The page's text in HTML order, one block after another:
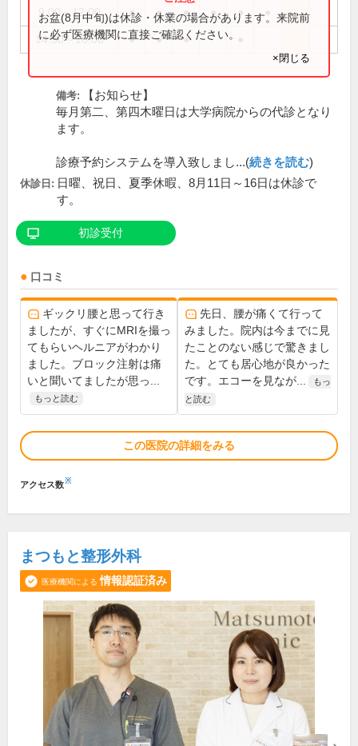
9:00～12:00 ● ● ● ● ●
14:30～18:00 ● ● ●
お盆(8月中旬)は休診・休業の場合があります。来院前
に必ず医療機関に直接ご確認ください。
×閉じる
備考:
【お知らせ】
毎月第二、第四木曜日は大学病院からの代診となり
ます。
診療予約システムを導入致しまし...(続きを読む)
休診日: 日曜、祝日、夏季休暇、8月11日～16日は休診で
す。
初診受付
口コミ
ギックリ腰と思って行き
ましたが、すぐにMRIを撮っ
てもらいヘルニアがわかり
ました。ブロック注射は痛
いと聞いてましたが思っ...
もっと読む
先日、腰が痛くて行って
みました。院内は今までに見
たことのない感じで驚きまし
た。とても居心地が良かった
です。エコーを見なが...
もっ
と読む
この医院の詳細をみる
アクセス数※
まつもと整形外科
医療機関による 情報認証済み